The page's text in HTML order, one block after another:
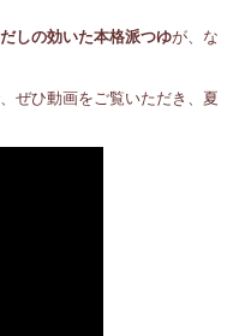
しの効いた本格派つゆが、な
ぜひ動画をご覧いただき、夏